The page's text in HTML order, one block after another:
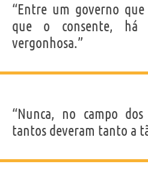
“Entre um governo
que o consente, há
vergonhosa.”
“Nunca, no campo
tantos deveram tanto a